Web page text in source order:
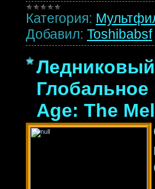
Категория:
Добавил: Toshibabsf
Глобальное
Age: The